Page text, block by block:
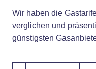
Wir haben die
verglichen und
günstigsten